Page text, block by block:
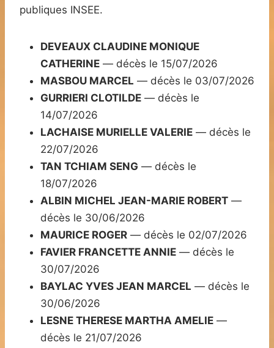
publiques INSEE.
DEVEAUX CLAUDINE MONIQUE
CATHERINE — décès le 15/07/2026
MASBOU MARCEL — décès le 03/07/2026
GURRIERI CLOTILDE — décès le
14/07/2026
LACHAISE MURIELLE VALERIE — décès le
22/07/2026
TAN TCHIAM SENG — décès le
18/07/2026
ALBIN MICHEL JEAN-MARIE ROBERT —
décès le 30/06/2026
MAURICE ROGER — décès le 02/07/2026
FAVIER FRANCETTE ANNIE — décès le
30/07/2026
BAYLAC YVES JEAN MARCEL — décès le
30/06/2026
LESNE THERESE MARTHA AMELIE —
décès le 21/07/2026